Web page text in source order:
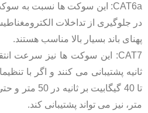
در جلوگیری از تداخلات
پهنای باند بسیار بالا مناسب هستند.
ثانیه پشتیبانی می کنند و اگر با
متر، نیز می تواند پشتیبانی کند.